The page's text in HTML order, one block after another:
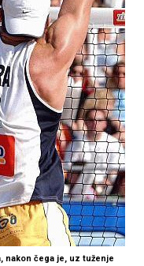
nakon čega je, uz tuženje